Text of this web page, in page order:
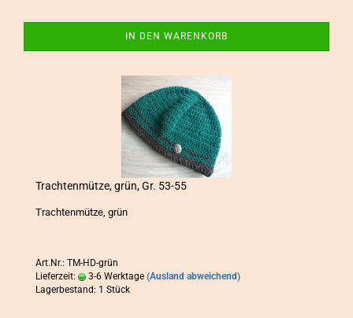
IN DEN WARENKORB
Trach­ten­müt­ze, grün, Gr. 53-55
Trach­ten­müt­ze, grün
Art.Nr.: TM-HD-grün
Lieferzeit:
3-6 Werktage (Ausland abweichend)
Lagerbestand: 1 Stück